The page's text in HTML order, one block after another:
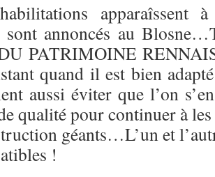
apparaîssent
sont annoncés au
PATRIMOINE
quand il est bien
aussi éviter que l’on
qualité pour continuer à
géants…L’un et
!